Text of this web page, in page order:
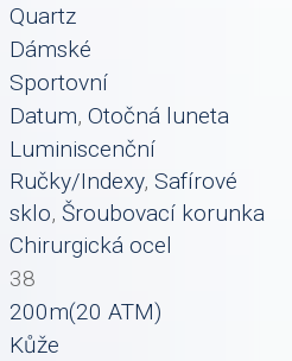
Quartz
Dámské
Sportovní
Datum, Otočná luneta
Luminiscenční
Ručky/Indexy, Safírové
sklo, Šroubovací korunka
Chirurgická ocel
38
200m(20 ATM)
Kůže